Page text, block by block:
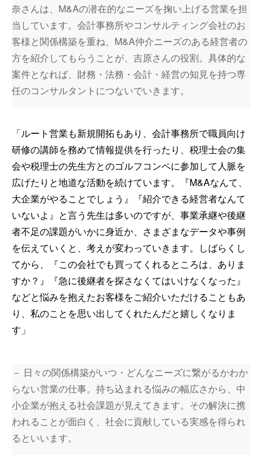
奈さんは、M&Aの潜在的なニーズを掬い上げる営業を担
当しています。会計事務所やコンサルティング会社のお
客様と関係構築を重ね、M&A仲介ニーズのある経営者の
方を紹介してもらうことが、吉原さんの役割。具体的な
案件となれば、財務・法務・会計・経営の知見を持つ専
任のコンサルタントにつないでいきます。
「ルート営業も新規開拓もあり、会計事務所で職員向け
研修の講師を務めて情報提供を行ったり、税理士会の集
会や税理士の先生方とのゴルフコンペに参加して人脈を
広げたりと地道な活動を続けています。『M&Aなんて、
大企業がやることでしょう』『紹介できる経営者なんて
いないよ』と言う先生は多いのですが、事業承継や後継
者不足の課題がいかに身近か、さまざまなデータや事例
を伝えていくと、考えが変わっていきます。しばらくし
てから、『この会社でも買ってくれるところは、ありま
すか？』『急に後継者を探さなくてはいけなくなった』
などと悩みを抱えたお客様をご紹介いただけることもあ
り、私のことを思い出してくれたんだと嬉しくなりま
す」
－ 日々の関係構築がいつ・どんなニーズに繋がるかわか
らない営業の仕事。持ち込まれる悩みの幅広さから、中
小企業が抱える社会課題が見えてきます。その解決に携
われることが面白く、社会に貢献している実感を得られ
るといいます。